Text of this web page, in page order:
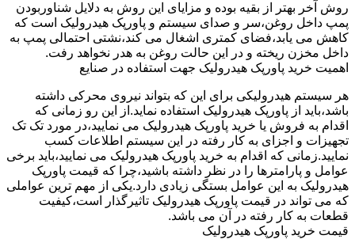
روش آخر بهتر از بقیه بوده و مزایای این روش به دلایل شناوربودن
پمپ داخل روغن،سر و صدای سیستم و پاورپک هیدرولیک است که
کاهش می یابد،فضای کمتری اشغال می کند،نشتی احتمالی پمپ به
داخل مخزن ریخته و در این حالت روغن به هدر نخواهد رفت.
اهمیت خرید پاورپک هیدرولیک جهت استفاده در صنایع
هر سیستم هیدرولیکی برای این که بتواند نیروی محرکی داشته
باشد،باید از پاورپک هیدرولیک استفاده نماید.از این رو زمانی که
اقدام به فروش یا خرید پاورپک هیدرولیک می نمایید،در مورد تک تک
تجهیزات و اجزای به کار رفته در این سیستم اطلاعات کسب
نمایید.زمانی که اقدام به خرید پاورپک هیدرولیک می نمایید،باید برخی
عوامل و پارامترها را در نظر داشته باشید،چرا که قیمت پاورپک
هیدرولیک به این عوامل بستگی زیادی دارد.یکی از مهم ترین عواملی
که می تواند در قیمت پاورپک هیدرولیک تاثیرگذار است،کیفیت
قطعات به کار رفته در آن می باشد.
قیمت خرید پاورپک هیدرولیک